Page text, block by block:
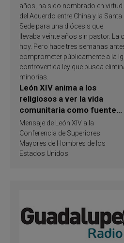
años, ha sido nombrado en virtud
del Acuerdo entre China y la Santa
Sede para una diócesis que
llevaba veinte años sin pastor. La
hoy. Pero hace tres semanas
comprometer públicamente a la
controvertida ley que busca
minorías.
León XIV anima a los
religiosos a ver la vida
comunitaria como fuente
de inspiración y
santificación
Mensaje de León XIV a la
Conferencia de Superiores
Mayores de Hombres de los
Estados Unidos